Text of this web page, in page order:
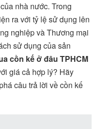
nhà nước. Trong
ra với tỷ lệ sử dụng lên
nghiệp và Thương mại
sử dụng của sản
cồn kế ở đâu TPHCM
giá cả hợp lý? Hãy
câu trả lời về cồn kế